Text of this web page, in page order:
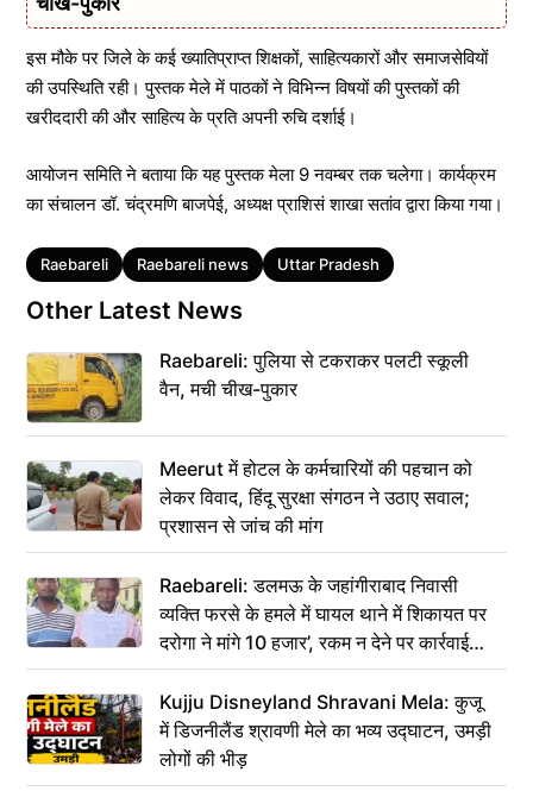
इस मौके पर जिले के कई ख्यातिप्राप्त शिक्षकों, साहित्यकारों और समाजसेवियों
की उपस्थिति रही। पुस्तक मेले में पाठकों ने विभिन्न विषयों की पुस्तकों की
खरीददारी की और साहित्य के प्रति अपनी रुचि दर्शाई।
आयोजन समिति ने बताया कि यह पुस्तक मेला 9 नवम्बर तक चलेगा। कार्यक्रम
का संचालन डॉ. चंद्रमणि बाजपेई, अध्यक्ष प्राशिसं शाखा सतांव द्वारा किया गया।
Tags
Raebareli Raebareli news Uttar Pradesh
Other Latest News
Raebareli: पुलिया से टकराकर पलटी स्कूली
वैन, मची चीख-पुकार
Meerut में होटल के कर्मचारियों की पहचान को
लेकर विवाद, हिंदू सुरक्षा संगठन ने उठाए सवाल;
प्रशासन से जांच की मांग
Raebareli: डलमऊ के जहांगीराबाद निवासी
व्यक्ति फरसे के हमले में घायल थाने में शिकायत पर
दरोगा ने मांगे 10 हजार’, रकम न देने पर कार्रवाई
ठंडी!
Kujju Disneyland Shravani Mela: कुजू
में डिजनीलैंड श्रावणी मेले का भव्य उद्घाटन, उमड़ी
लोगों की भीड़